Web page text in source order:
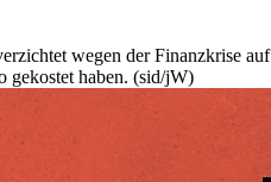
wegen der Finanzkrise
gekostet haben. (sid/jW)